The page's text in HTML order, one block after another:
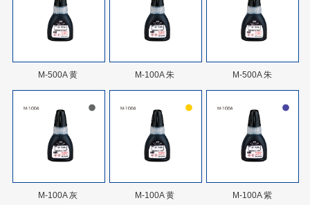
M-500A 黄 M-100A 朱 M-500A 朱
M-100A 灰 M-100A 黄 M-100A 紫